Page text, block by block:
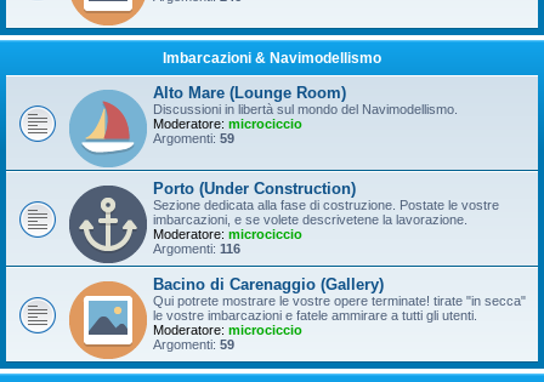
Imbarcazioni & Navimodellismo
Alto Mare (Lounge Room)
Discussioni in libertà sul mondo del Navimodellismo.
Moderatore: microciccio
Argomenti: 59
Porto (Under Construction)
Sezione dedicata alla fase di costruzione. Postate le vostre
imbarcazioni, e se volete descrivetene la lavorazione.
Moderatore: microciccio
Argomenti: 116
Bacino di Carenaggio (Gallery)
Qui potrete mostrare le vostre opere terminate! tirate "in secca"
le vostre imbarcazioni e fatele ammirare a tutti gli utenti.
Moderatore: microciccio
Argomenti: 59